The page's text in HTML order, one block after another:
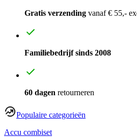
Gratis verzending vanaf € 55,-
Familiebedrijf sinds 2008
60 dagen retourneren
Populaire categorieën
Accu combiset